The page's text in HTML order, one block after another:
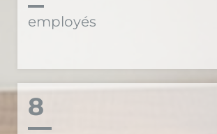
8
pays représentés